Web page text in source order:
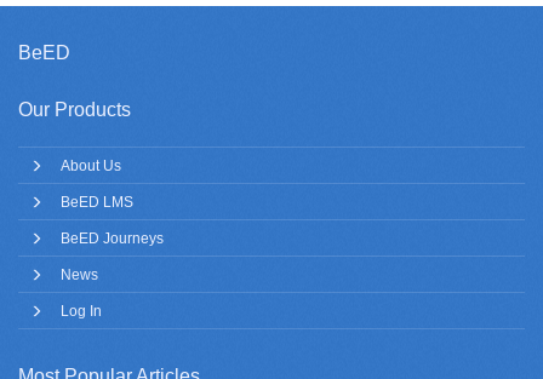
BeED
Our Products
About Us
BeED LMS
BeED Journeys
News
Log In